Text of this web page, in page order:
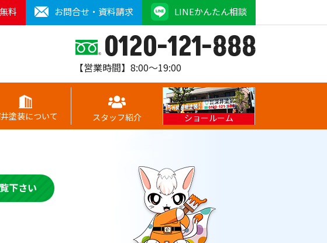
料 お問合せ・資料請求 LINEかんたん相談
0120-121-888
【営業時間】8:00～19:00
塗装について スタッフ紹介 ショールーム
下さい